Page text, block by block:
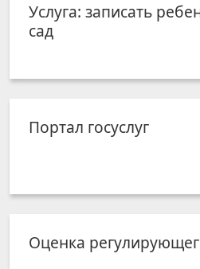
Услуга: записать
сад
Портал госуслуг
Оценка